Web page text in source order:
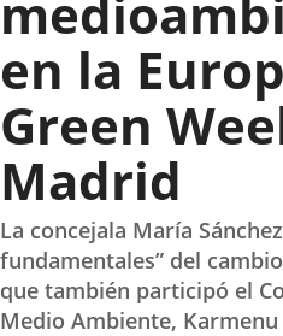
en la
Green
Madrid
La concejala María
fundamentales” del
que también participó el
Medio Ambiente, Karmenu